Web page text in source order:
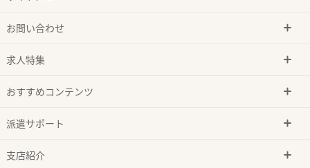
お問い合わせ
求人特集
おすすめコンテンツ
派遣サポート
支店紹介